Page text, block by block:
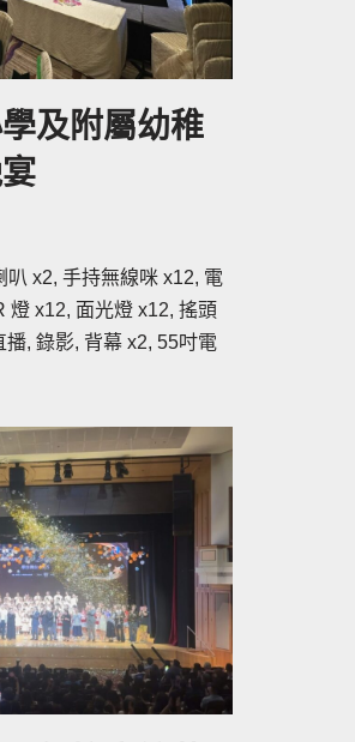
及附屬幼稚
x2, 手持無線咪 x12, 電
燈 x12, 面光燈 x12, 搖頭
, 錄影, 背幕 x2, 55吋電